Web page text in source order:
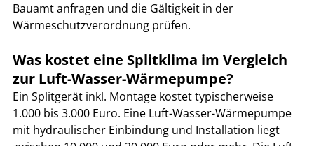
Bauamt anfragen und die Gältigkeit in der
Wärmeschutzverordnung prüfen.
Was kostet eine Splitklima im Vergleich
zur Luft-Wasser-Wärmepumpe?
Ein Splitgerät inkl. Montage kostet typischerweise
1.000 bis 3.000 Euro. Eine Luft-Wasser-Wärmepumpe
mit hydraulischer Einbindung und Installation liegt